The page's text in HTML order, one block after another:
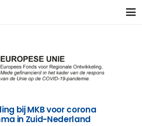
bij MKB voor corona
in Zuid-Nederland